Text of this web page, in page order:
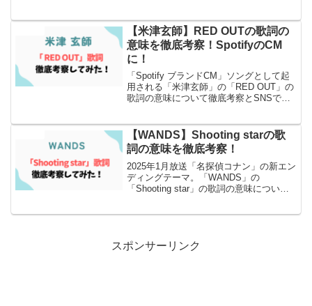
【米津玄師】RED OUTの歌詞の
意味を徹底考察！SpotifyのCM
に！
「Spotify ブランドCM」ソングとして起
用される「米津玄師」の「RED OUT」の
歌詞の意味について徹底考察とSNSでの
【WANDS】Shooting starの歌
詞の意味を徹底考察！
2025年1月放送「名探偵コナン」の新エン
ディングテーマ。「WANDS」の
「Shooting star」の歌詞の意味について
スポンサーリンク